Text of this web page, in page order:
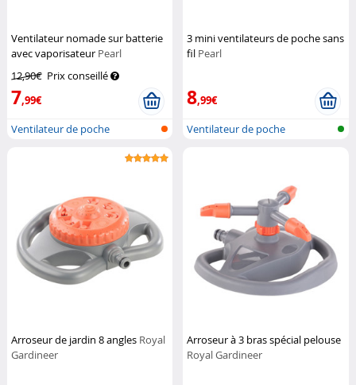
Ventilateur nomade sur batterie
avec vaporisateur Pearl
12,90€ Prix conseillé
7,99€
Ventilateur de poche
3 mini ventilateurs de poche sans
fil Pearl
8,99€
Ventilateur de poche
Arroseur de jardin 8 angles Royal
Gardineer
Arroseur à 3 bras spécial pelouse
Royal Gardineer